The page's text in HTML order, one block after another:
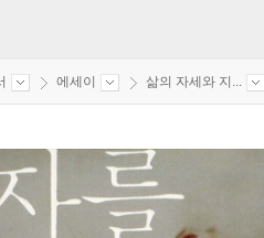
에세이 삶의 자세와 지...